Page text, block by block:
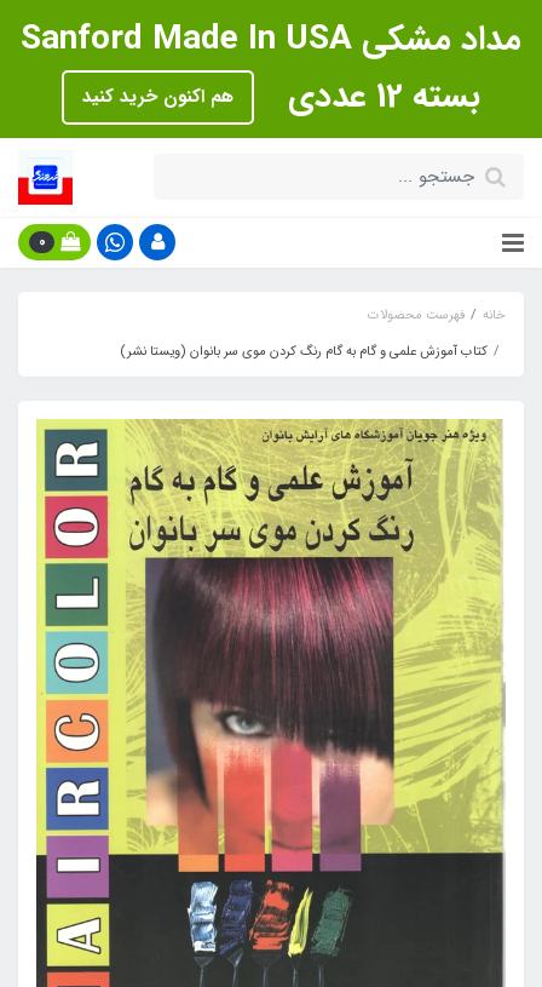
مداد مشکی Sanford Made In USA
بسته 12 عددی
هم اکنون خرید کنید
0
خانه
فهرست محصولات
کتاب آموزش علمی و گام به گام رنگ کردن موی سر بانوان (ویستا نشر)